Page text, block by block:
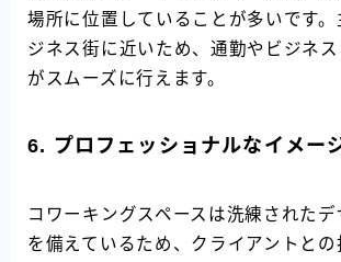
場所に位置していることが多いです。
ジネス街に近いため、通勤やビジネ
がスムーズに行えます。
6. プロフェッショナルなイメー
コワーキングスペースは洗練された
を備えているため、クライアントとの